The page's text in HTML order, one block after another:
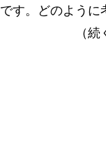
です。どのように
（続く